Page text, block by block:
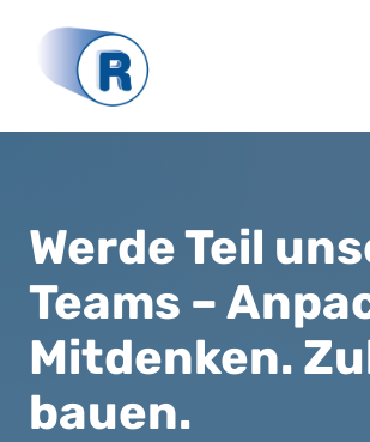
Werde Teil
Teams –
Mitdenken.
bauen.